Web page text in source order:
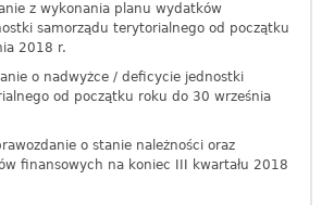
z wykonania planu wydatków
samorządu terytorialnego od początku
2018 r.
o nadwyżce / deficycie jednostki
od początku roku do 30 września
o stanie należności oraz
finansowych na koniec III kwartału 2018